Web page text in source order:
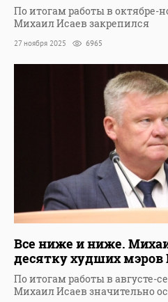
По итогам работы в октябре-
Михаил Исаев закрепился
27 ноября 2025 6965
Все ниже и ниже.
десятку худших мэров
По итогам работы в августе-
Михаил Исаев значительно